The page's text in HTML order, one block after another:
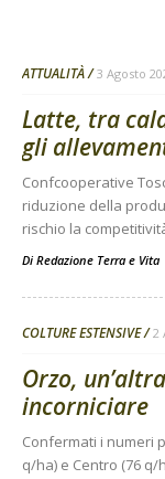
ATTUALITÀ 3 Agosto
Latte, tra
gli
Confcooperative
riduzione della
rischio la
Di Redazione Terra e Vita
COLTURE ESTENSIVE 2
Orzo,
incorniciare
Confermati i numeri
q/ha) e Centro (76 q/